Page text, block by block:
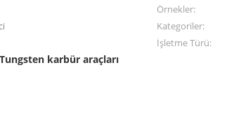
Örnekler:
Kategoriler:
İşletme Türü:
Tungsten karbür araçları